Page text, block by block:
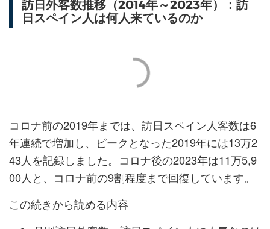
訪日外客数推移（2014年～2023年）：訪
日スペイン人は何人来ているのか
コロナ前の2019年までは、訪日スペイン人客数は6
年連続で増加し、ピークとなった2019年には13万2
43人を記録しました。コロナ後の2023年は11万5,9
00人と、コロナ前の9割程度まで回復しています。
この続きから読める内容